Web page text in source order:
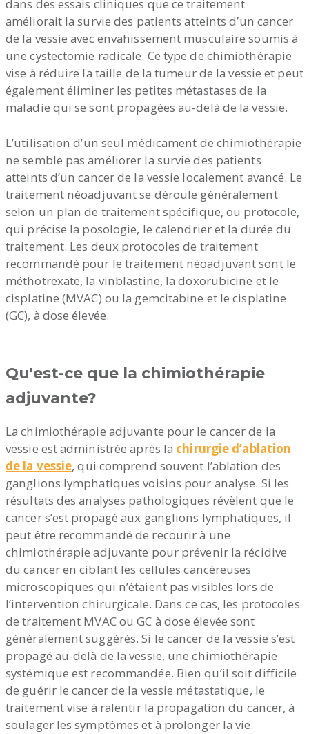
dans des essais cliniques que ce traitement
améliorait la survie des patients atteints d’un cancer
de la vessie avec envahissement musculaire soumis à
une cystectomie radicale. Ce type de chimiothérapie
vise à réduire la taille de la tumeur de la vessie et peut
également éliminer les petites métastases de la
maladie qui se sont propagées au-delà de la vessie.
L’utilisation d’un seul médicament de chimiothérapie
ne semble pas améliorer la survie des patients
atteints d’un cancer de la vessie localement avancé. Le
traitement néoadjuvant se déroule généralement
selon un plan de traitement spécifique, ou protocole,
qui précise la posologie, le calendrier et la durée du
traitement. Les deux protocoles de traitement
recommandé pour le traitement néoadjuvant sont le
méthotrexate, la vinblastine, la doxorubicine et le
cisplatine (MVAC) ou la gemcitabine et le cisplatine
(GC), à dose élevée.
Qu'est-ce que la chimiothérapie
adjuvante?
La chimiothérapie adjuvante pour le cancer de la
vessie est administrée après la chirurgie d’ablation
de la vessie, qui comprend souvent l’ablation des
ganglions lymphatiques voisins pour analyse. Si les
résultats des analyses pathologiques révèlent que le
cancer s’est propagé aux ganglions lymphatiques, il
peut être recommandé de recourir à une
chimiothérapie adjuvante pour prévenir la récidive
du cancer en ciblant les cellules cancéreuses
microscopiques qui n’étaient pas visibles lors de
l’intervention chirurgicale. Dans ce cas, les protocoles
de traitement MVAC ou GC à dose élevée sont
généralement suggérés. Si le cancer de la vessie s’est
propagé au-delà de la vessie, une chimiothérapie
systémique est recommandée. Bien qu’il soit difficile
de guérir le cancer de la vessie métastatique, le
traitement vise à ralentir la propagation du cancer, à
soulager les symptômes et à prolonger la vie.